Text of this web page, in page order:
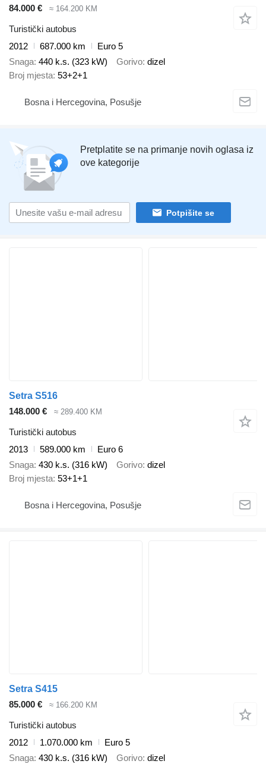
84.000 € ≈ 164.200 KM
Turistički autobus
2012
687.000 km
Euro 5
Snaga 440 k.s. (323 kW) Gorivo dizel
Broj mjesta 53+2+1
Bosna i Hercegovina, Posušje
Pretplatite se na primanje novih oglasa iz
ove kategorije
Potpišite se
Setra S516
148.000 €
≈ 289.400 KM
Turistički autobus
2013
589.000 km
Euro 6
Snaga 430 k.s. (316 kW) Gorivo dizel
Broj mjesta 53+1+1
Bosna i Hercegovina, Posušje
Setra S415
85.000 €
≈ 166.200 KM
Turistički autobus
2012
1.070.000 km
Euro 5
Snaga 430 k.s. (316 kW) Gorivo dizel